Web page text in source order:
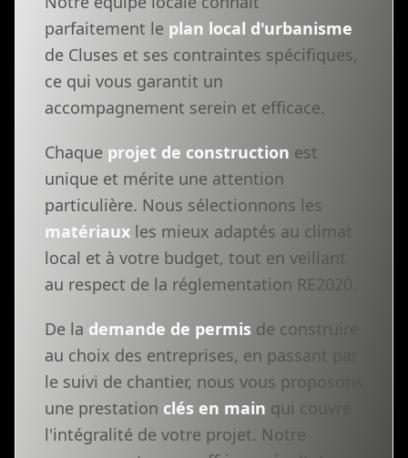
parfaitement le plan local d'urbanisme
de Cluses et ses contraintes spécifiques,
ce qui vous garantit un
accompagnement serein et efficace.
Chaque projet de construction est
unique et mérite une attention
particulière. Nous sélectionnons les
matériaux les mieux adaptés au climat
local et à votre budget, tout en veillant
au respect de la réglementation RE2020.
De la demande de permis de construire
au choix des entreprises, en passant par
le suivi de chantier, nous vous proposons
une prestation clés en main qui couvre
l'intégralité de votre projet. Notre